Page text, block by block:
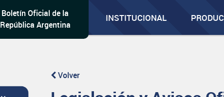
Boletín Oficial de la
República Argentina
INSTITUCIONAL
Volver